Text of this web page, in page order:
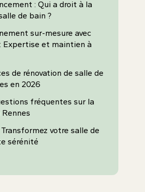
: Qui a droit à la
de bain ?
sur-mesure avec
et maintien à
de rénovation de salle de
en 2026
fréquentes sur la
votre salle de
sérénité